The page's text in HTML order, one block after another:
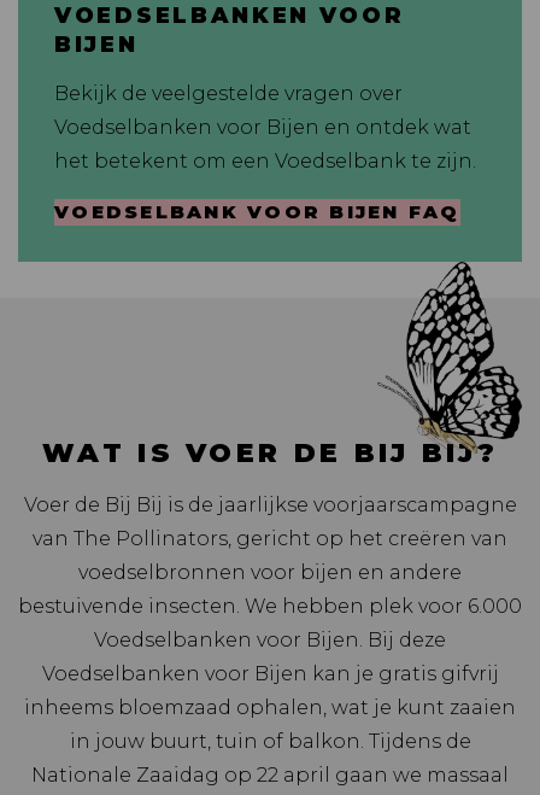
VOEDSELBANKEN VOOR
BIJEN
Bekijk de veelgestelde vragen over
Voedselbanken voor Bijen en ontdek wat
het betekent om een Voedselbank te zijn.
VOEDSELBANK VOOR BIJEN FAQ
WAT IS VOER DE BIJ BIJ?
Voer de Bij Bij is de jaarlijkse voorjaarscampagne
van The Pollinators, gericht op het creëren van
voedselbronnen voor bijen en andere
bestuivende insecten. We hebben plek voor 6.000
Voedselbanken voor Bijen. Bij deze
Voedselbanken voor Bijen kan je gratis gifvrij
inheems bloemzaad ophalen, wat je kunt zaaien
in jouw buurt, tuin of balkon. Tijdens de
Nationale Zaaidag op 22 april gaan we massaal